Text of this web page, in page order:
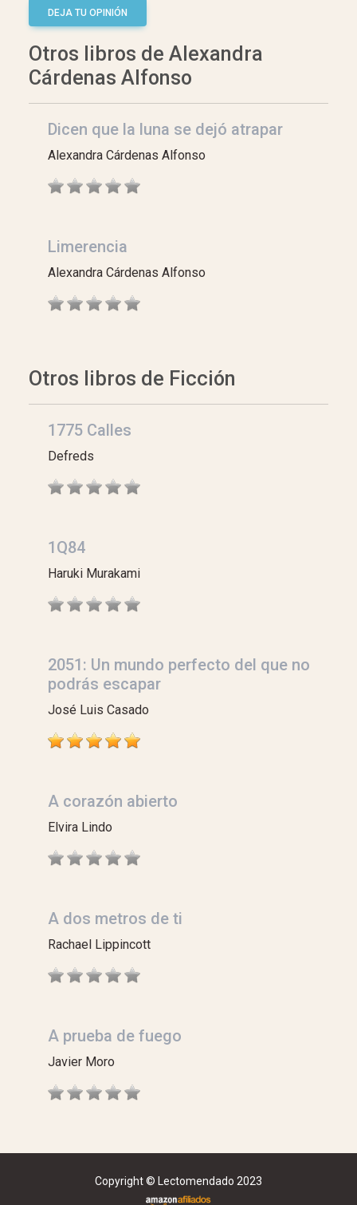
DEJA TU OPINIÓN
Otros libros de Alexandra
Cárdenas Alfonso
Dicen que la luna se dejó atrapar
Alexandra Cárdenas Alfonso
Limerencia
Alexandra Cárdenas Alfonso
Otros libros de Ficción
1775 Calles
Defreds
1Q84
Haruki Murakami
2051: Un mundo perfecto del que no
podrás escapar
José Luis Casado
A corazón abierto
Elvira Lindo
A dos metros de ti
Rachael Lippincott
A prueba de fuego
Javier Moro
Copyright © Lectomendado 2023